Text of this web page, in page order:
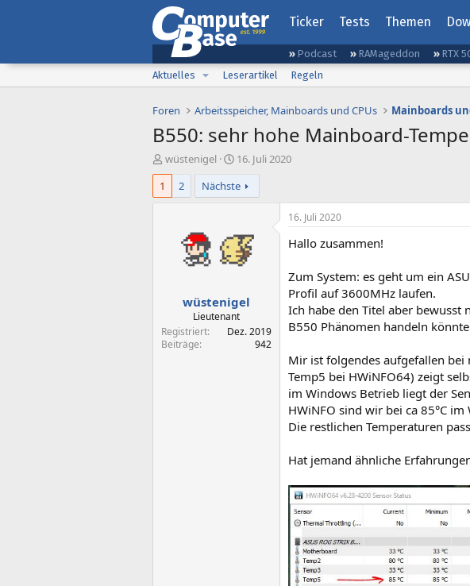
Ticker Tests Themen
Podcast RAMageddon RTX
Aktuelles
Leserartikel Regeln
Foren Arbeitsspeicher, Mainboards und CPUs Mainboards
B550: sehr hohe Mainboard-
E
r
t
wüstenigel
E
r
s
t
l
t
16. Juli 2020
1
2 Nächste
wüstenigel
Lieutenant
Registriert
Dez. 2019
Beiträge
942
16. Juli 2020
Hallo zusammen!
Zum System: es geht um ein
Profil auf 3600MHz laufen.
Ich habe den Titel aber bewusst
B550 Phänomen handeln
Mir ist folgendes aufgefallen bei
Temp5 bei HWiNFO64) zeigt
im Windows Betrieb liegt der
HWiNFO sind wir bei ca 85°C
Die restlichen Temperaturen
Hat jemand ähnliche